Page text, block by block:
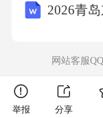
网站客服
举报 分享